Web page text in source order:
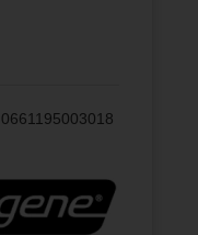
0661195003018